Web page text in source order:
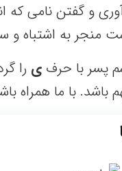
و گفتن نامی که
منجر به اشتباه و
پسر با حرف ی را
باشد. با ما همراه